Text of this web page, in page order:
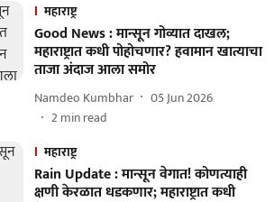
महाराष्ट्र
Good News : मान्सून गोव्यात दाखल;
महाराष्ट्रात कधी पोहोचणार? हवामान खात्याचा
ताजा अंदाज आला समोर
Namdeo Kumbhar
05 Jun 2026
2min read
महाराष्ट्र
Rain Update : मान्सून वेगात! कोणत्याही
क्षणी केरळात धडकणार; महाराष्ट्रात कधी